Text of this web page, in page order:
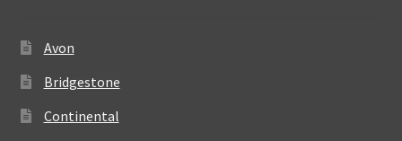
Avon
Bridgestone
Continental